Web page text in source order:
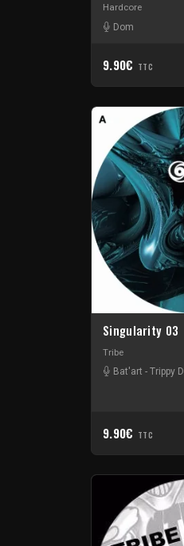
Hardcore
Dom
9.90€ TTC
Singularity 03
Tribe
Bat'art - Trippy D
9.90€ TTC